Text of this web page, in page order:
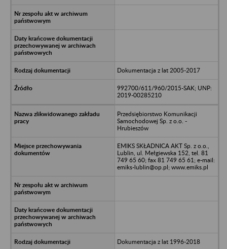
Dokumentacja z lat 2005-2017
992700/611/960/2015-SAK; UNP:
2019-00285210
Przedsiębiorstwo Komunikacji
Samochodowej Sp. z o.o. -
Hrubieszów
EMIKS SKŁADNICA AKT Sp. z o.o.,
Lublin, ul. Mełgiewska 152, tel. 81
749 65 60; fax 81 749 65 61; e-mail:
emiks-lublin@op.pl; www.emiks.pl
Dokumentacja z lat 1996-2018